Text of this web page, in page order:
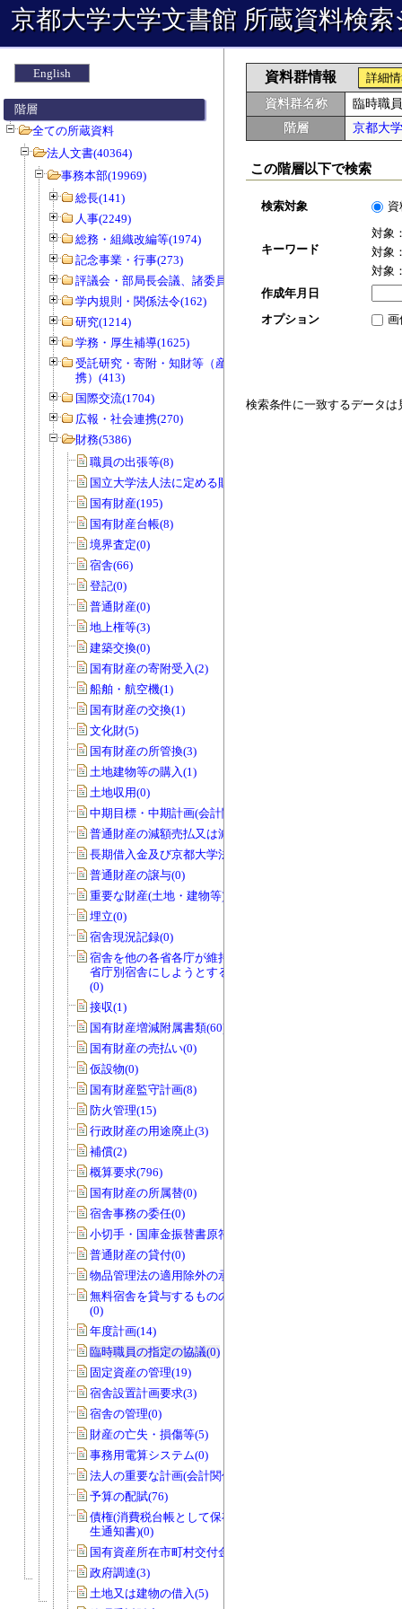
京都大学大学文書館 所蔵資料検
English
階層
全ての所蔵資料
法人文書(40364)
事務本部(19969)
総長(141)
人事(2249)
総務・組織改編等(1974)
記念事業・行事(273)
評議会・部局長会議、諸委員会等(1466)
学内規則・関係法令(162)
研究(1214)
学務・厚生補導(1625)
受託研究・寄附・知財等（産官学連
携）(413)
国際交流(1704)
広報・社会連携(270)
財務(5386)
職員の出張等(8)
国立大学法人法に定める財務諸表等(3)
国有財産(195)
国有財産台帳(8)
境界査定(0)
宿舎(66)
登記(0)
普通財産(0)
地上権等(3)
建築交換(0)
国有財産の寄附受入(2)
船舶・航空機(1)
国有財産の交換(1)
文化財(5)
国有財産の所管換(3)
土地建物等の購入(1)
土地収用(0)
中期目標・中期計画(会計関係)(0)
普通財産の減額売払又は減額貸付(0)
長期借入金及び京都大学法人債(0)
普通財産の譲与(0)
重要な財産(土地・建物等)(0)
埋立(0)
宿舎現況記録(0)
宿舎を他の各省各庁が維持管理を行う
省庁別宿舎にしようとする場合のもの
(0)
接収(1)
国有財産増減附属書類(60)
国有財産の売払い(0)
仮設物(0)
国有財産監守計画(8)
防火管理(15)
行政財産の用途廃止(3)
補償(2)
概算要求(796)
国有財産の所属替(0)
宿舎事務の委任(0)
小切手・国庫金振替書原符(1)
普通財産の貸付(0)
物品管理法の適用除外の承認(1)
無料宿舎を貸与するものの指定の協議
(0)
年度計画(14)
臨時職員の指定の協議(0)
固定資産の管理(19)
宿舎設置計画要求(3)
宿舎の管理(0)
財産の亡失・損傷等(5)
事務用電算システム(0)
法人の重要な計画(会計関係)(0)
予算の配賦(76)
債権(消費税台帳として保存する債権発
生通知書)(0)
国有資産所在市町村交付金(1)
政府調達(3)
土地又は建物の借入(5)
資料群情報
詳細
資料群名称
臨時職
階層
京都大
この階層以下で検索
検索対象 資
キーワード
対象
対象
対象
作成年月日
オプション
画
検索条件に一致するデータ